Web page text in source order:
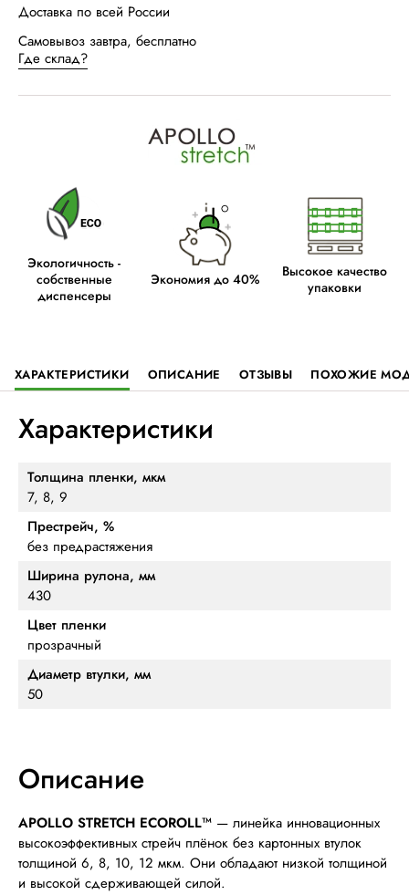
Экологичность -
собственные
диспенсеры
Экономия до 40%
Высокое качество
упаковки
Доставка по всей России
Самовывоз завтра, бесплатно
Где склад?
ХАРАКТЕРИСТИКИ ОПИСАНИЕ ОТЗЫВЫ ПОХОЖИЕ
Характеристики
Толщина пленки, мкм
7, 8, 9
Престрейч, %
без предрастяжения
Ширина рулона, мм
430
Цвет пленки
прозрачный
Диаметр втулки, мм
50
Описание
APOLLO STRETCH ECOROLL™ — линейка инновационных
высокоэффективных стрейч плёнок без картонных втулок
толщиной 6, 8, 10, 12 мкм. Они обладают низкой толщиной
и высокой сдерживающей силой.